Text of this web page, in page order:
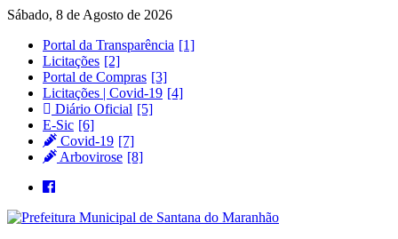
Sábado, 8 de Agosto de 2026
Portal da Transparência
Licitações
Portal de Compras
Licitações | Covid-19
Diário Oficial
E-Sic
Covid-19
Arbovirose